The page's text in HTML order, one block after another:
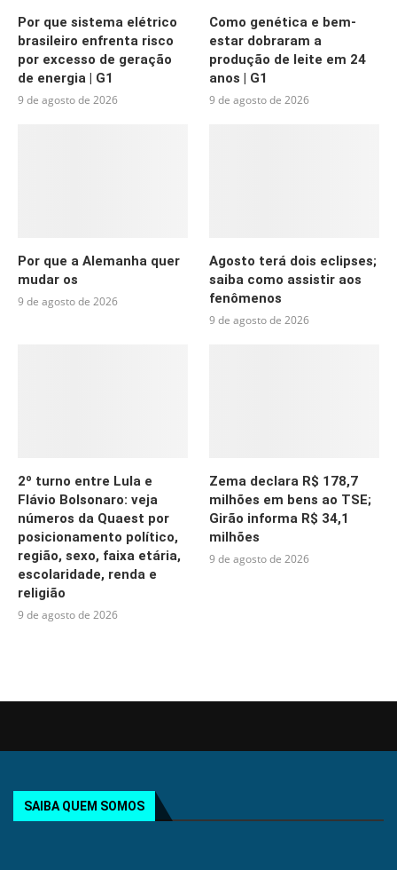
Por que sistema elétrico
brasileiro enfrenta risco
por excesso de geração
de energia | G1
9 de agosto de 2026
Como genética e bem-
estar dobraram a
produção de leite em 24
anos | G1
9 de agosto de 2026
Por que a Alemanha quer
mudar os
9 de agosto de 2026
Agosto terá dois eclipses;
saiba como assistir aos
fenômenos
9 de agosto de 2026
2º turno entre Lula e
Flávio Bolsonaro: veja
números da Quaest por
posicionamento político,
região, sexo, faixa etária,
escolaridade, renda e
religião
9 de agosto de 2026
Zema declara R$ 178,7
milhões em bens ao TSE;
Girão informa R$ 34,1
milhões
9 de agosto de 2026
SAIBA QUEM SOMOS